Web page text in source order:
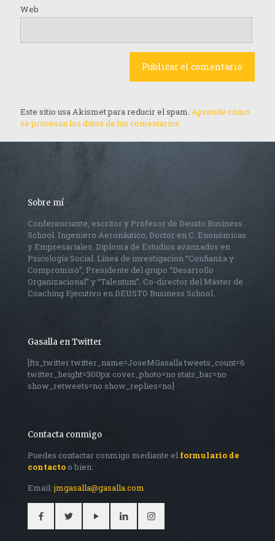
Web
Este sitio usa Akismet para reducir el spam. Aprende cómo
se procesan los datos de tus comentarios.
Sobre mí
Conferenciante, escritor y Profesor de Deusto Business
School. Ingeniero Aeronáutico, Doctor en C. Enonómicas
y Empresariales. Diploma de Estudios avanzados en
Psicología Social. Línea de investigacion “Confianza y
Compromiso”, Presidente del grupo “Desarrollo
Organizacional” y “Talentum”. Co-director del Máster de
Coaching Ejecutivo en DEUSTO Business School.
Gasalla en Twitter
[fts_twitter twitter_name=JoseMGasalla tweets_count=6
twitter_height=300px cover_photo=no stats_bar=no
show_retweets=no show_replies=no]
Contacta conmigo
Puedes contactar conmigo mediante el formulario de
contacto o bien:
Email:jmgasalla@gasalla.com